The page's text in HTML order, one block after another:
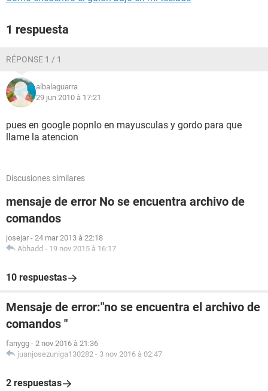
1 respuesta
RÉPONSE 1 / 1
albalaguarra
29 jun 2010 à 17:21
pues en google popnlo en mayusculas y gordo para que
llame la atencion
Discusiones similares
mensaje de error No se encuentra archivo de
comandos
josejar - 24 mar 2013 à 22:18
Abhadd - 19 nov 2015 à 16:17
10 respuestas
Mensaje de error:"no se encuentra el archivo de
comandos "
fanygg - 2 nov 2016 à 21:36
juanjosezuniga130282 - 3 nov 2016 à 02:47
2 respuestas